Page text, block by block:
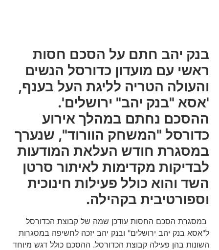
בנק יהב חתם על הסכם חסות
ראשי עם מועדון כדורסל הנשים
והעולה הטריה לליגת העל בענף,
'אסא "בנק יהב" ירושלים'.
ההסכם נחתם במהלך אירוע
כדורסל "המשחק הוורוד", שנערך
במסגרת חודש העלאת המודעות
לבדיקות מקדימות לאיתור סרטן
השד והוא כולל פעילות חינוכית
וספורטיבית בקהילה.
במסגרת הסכם החסות עודכן שמה של קבוצת הכדורסל
ל"אסא בנק יהב ירושלים" ובנק יהב יזכה לחשיפה במסגרות
השונות בהן פעילה קבוצת הכדורסל. ההסכם כולל דגש מיוחד